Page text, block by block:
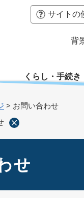
サイトの
背
くらし・手続き
> お問い合わせ
せ